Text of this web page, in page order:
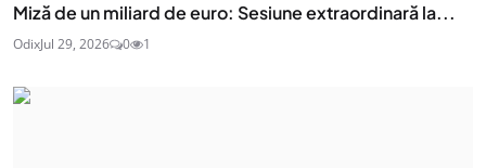
Miză de un miliard de euro: Sesiune extraordinară la...
OdixJul 29, 2026 0 1